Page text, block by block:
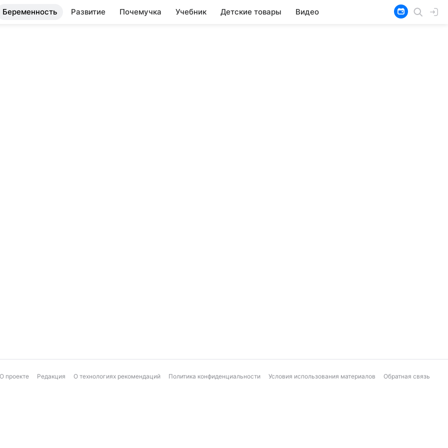
Беременность Развитие Почемучка Учебник Детские товары Видео
О проекте Редакция О технологиях рекомендаций Политика конфиденциальности Условия использования материалов Обратная связь